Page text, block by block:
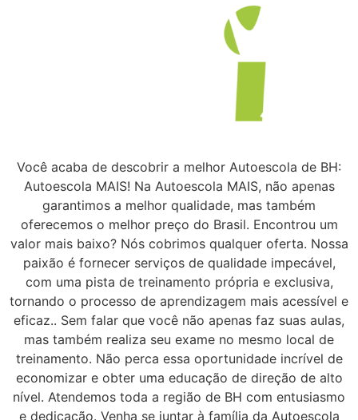
Você acaba de descobrir a melhor Autoescola de BH:
Autoescola MAIS! Na Autoescola MAIS, não apenas
garantimos a melhor qualidade, mas também
oferecemos o melhor preço do Brasil. Encontrou um
valor mais baixo? Nós cobrimos qualquer oferta. Nossa
paixão é fornecer serviços de qualidade impecável,
com uma pista de treinamento própria e exclusiva,
tornando o processo de aprendizagem mais acessível e
eficaz.. Sem falar que você não apenas faz suas aulas,
mas também realiza seu exame no mesmo local de
treinamento. Não perca essa oportunidade incrível de
economizar e obter uma educação de direção de alto
nível. Atendemos toda a região de BH com entusiasmo
e dedicação. Venha se juntar à família da Autoescola